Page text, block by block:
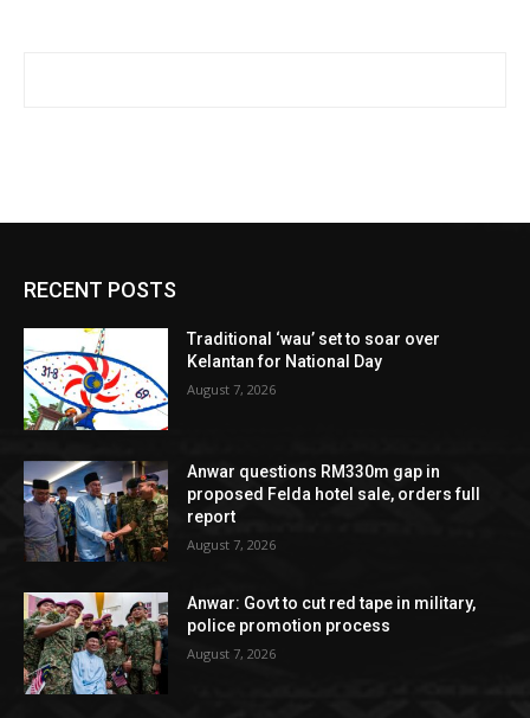
RECENT POSTS
Traditional ‘wau’ set to soar over
Kelantan for National Day
August 7, 2026
Anwar questions RM330m gap in
proposed Felda hotel sale, orders full
report
August 7, 2026
Anwar: Govt to cut red tape in military,
police promotion process
August 7, 2026